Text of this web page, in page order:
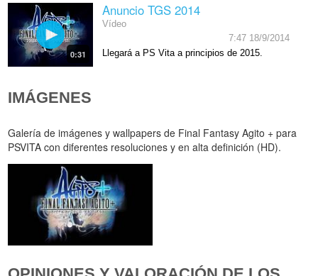
0:31
Anuncio TGS 2014
Vídeo
7:47 18/9/2014
Llegará a PS Vita a principios de 2015.
IMÁGENES
Galería de imágenes y wallpapers de Final Fantasy Agito + para
PSVITA con diferentes resoluciones y en alta definición (HD).